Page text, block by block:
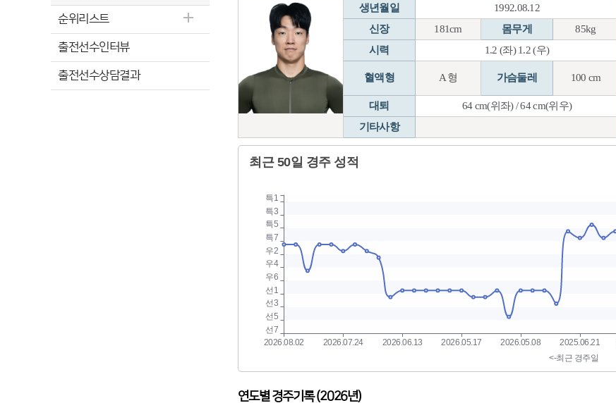
순위리스트
출전선수인터뷰
출전선수상담결과
생년월일
1992.08.12
신장
181cm 몸무게 85kg
시력
1.2 (좌) 1.2 (우)
혈액형 A 형 가슴둘레 100 cm
대퇴 64 cm(위좌) / 64 cm(위우)
기타사항
연도별 경주기록 (2026년)